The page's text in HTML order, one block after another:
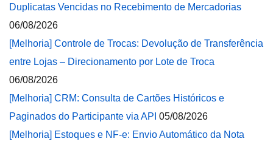
Duplicatas Vencidas no Recebimento de Mercadorias
06/08/2026
[Melhoria] Controle de Trocas: Devolução de Transferência
entre Lojas – Direcionamento por Lote de Troca
06/08/2026
[Melhoria] CRM: Consulta de Cartões Históricos e
Paginados do Participante via API 05/08/2026
[Melhoria] Estoques e NF-e: Envio Automático da Nota